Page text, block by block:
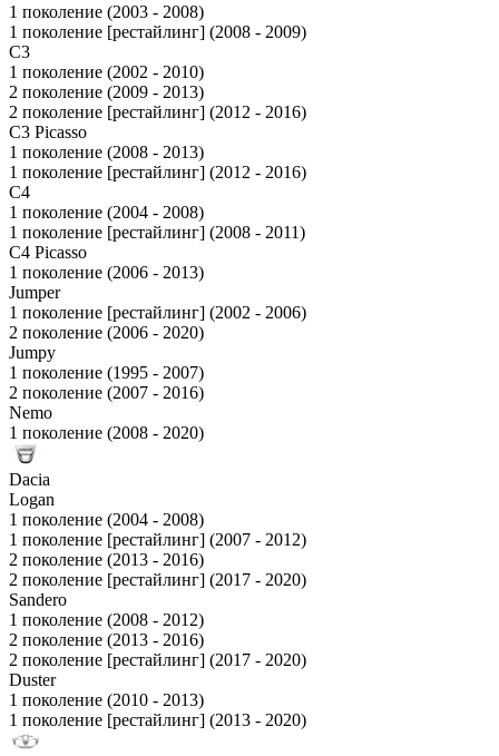
1 поколение (2003 - 2008)
1 поколение [рестайлинг] (2008 - 2009)
C3
1 поколение (2002 - 2010)
2 поколение (2009 - 2013)
2 поколение [рестайлинг] (2012 - 2016)
C3 Picasso
1 поколение (2008 - 2013)
1 поколение [рестайлинг] (2012 - 2016)
C4
1 поколение (2004 - 2008)
1 поколение [рестайлинг] (2008 - 2011)
C4 Picasso
1 поколение (2006 - 2013)
Jumper
1 поколение [рестайлинг] (2002 - 2006)
2 поколение (2006 - 2020)
Jumpy
1 поколение (1995 - 2007)
2 поколение (2007 - 2016)
Nemo
1 поколение (2008 - 2020)
Dacia
Logan
1 поколение (2004 - 2008)
1 поколение [рестайлинг] (2007 - 2012)
2 поколение (2013 - 2016)
2 поколение [рестайлинг] (2017 - 2020)
Sandero
1 поколение (2008 - 2012)
2 поколение (2013 - 2016)
2 поколение [рестайлинг] (2017 - 2020)
Duster
1 поколение (2010 - 2013)
1 поколение [рестайлинг] (2013 - 2020)